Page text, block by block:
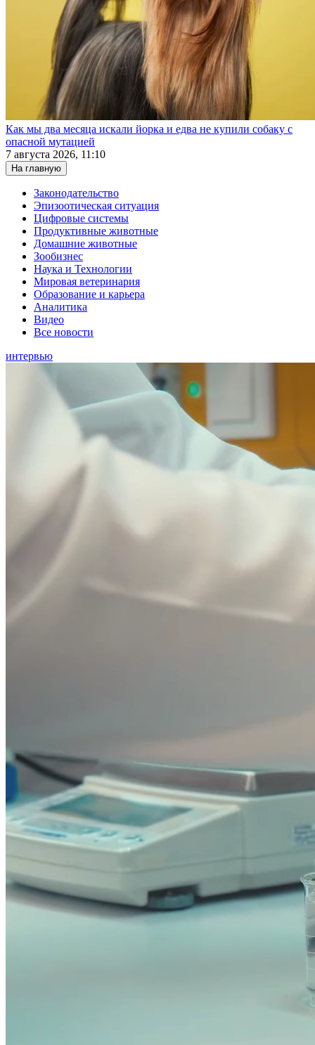
Как мы два месяца искали йорка и едва не купили собаку с
опасной мутацией
7 августа 2026, 11:10
На главную
Законодательство
Эпизоотическая ситуация
Цифровые системы
Продуктивные животные
Домашние животные
Зообизнес
Наука и Технологии
Мировая ветеринария
Образование и карьера
Аналитика
Видео
Все новости
интервью